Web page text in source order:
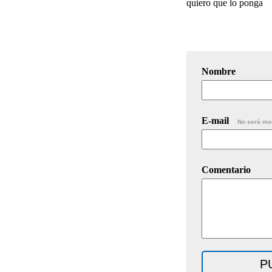
quiero que lo ponga
Nombre
E-mail No será
Comentario